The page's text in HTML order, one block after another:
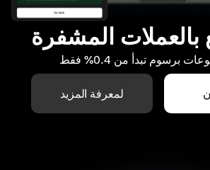
بالعملات المشفرة
برسوم تبدأ من 0.4% فقط
لمعرفة المزيد